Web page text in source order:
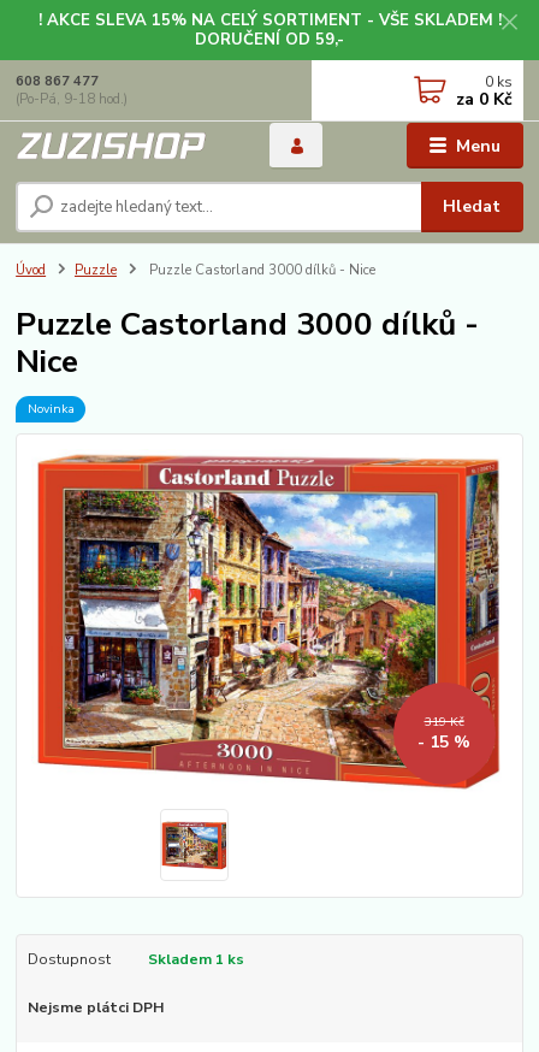
! AKCE SLEVA 15% NA CELÝ SORTIMENT - VŠE SKLADEM !
DORUČENÍ OD 59,-
Menu
Hledat
608 867 477
(Po-Pá, 9-18 hod.)
0 ks
za 0 Kč
Úvod Puzzle Puzzle Castorland 3000 dílků - Nice
Puzzle Castorland 3000 dílků -
Nice
Novinka
319 Kč
- 15 %
Dostupnost Skladem 1 ks
Nejsme plátci DPH